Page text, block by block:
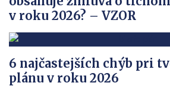
v roku 2026? – VZOR
6 najčastejších chýb pri
plánu v roku 2026